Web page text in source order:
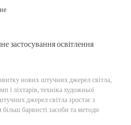
застосування освітлення
нових штучних джерел світла,
і ліхтарів, техніка художньої
джерел світла зростає з
барвисті засоби та методи